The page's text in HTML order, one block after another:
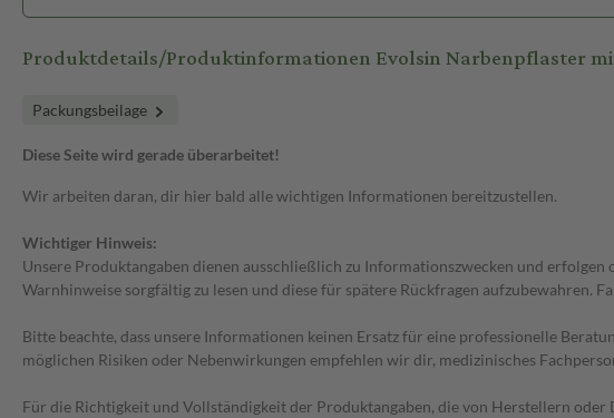
Produktdetails/Produktinformationen Evolsin Narbenpflaster
Packungsbeilage
Diese Seite wird gerade überarbeitet!
Wir arbeiten daran, dir hier bald alle wichtigen Informationen bereitzustellen.
Wichtiger Hinweis:
Unsere Produktangaben dienen ausschließlich zu Informationszwecken und
Warnhinweise sorgfältig zu lesen und diese für spätere Rückfragen aufzubewahren.
Bitte beachte, dass unsere Informationen keinen Ersatz für eine professionelle
möglichen Risiken oder Nebenwirkungen empfehlen wir dir, medizinisches
Für die Richtigkeit und Vollständigkeit der Produktangaben, die von Herstellern